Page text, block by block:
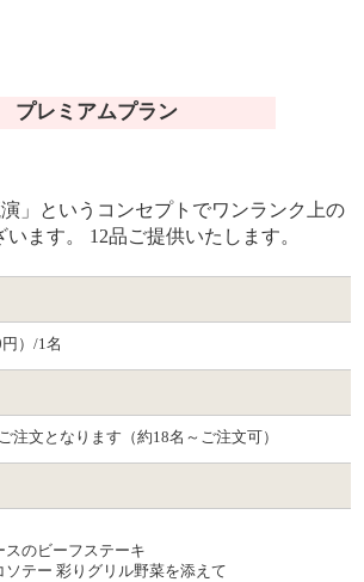
プレミアムプラン
演」というコンセプトでワンランク上の
ます。 12品ご提供いたします。
）/1名
注文となります（約18名～ご注文可）
のビーフステーキ
テー 彩りグリル野菜を添えて